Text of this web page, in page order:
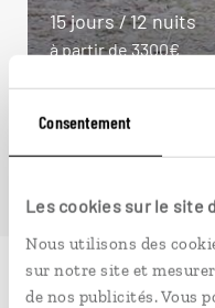
Consentement
Les cookies sur le site
Nous utilisons des
sur notre site et
de nos publicités. Vous
15 jours / 12 nuits
à partir de 3300€